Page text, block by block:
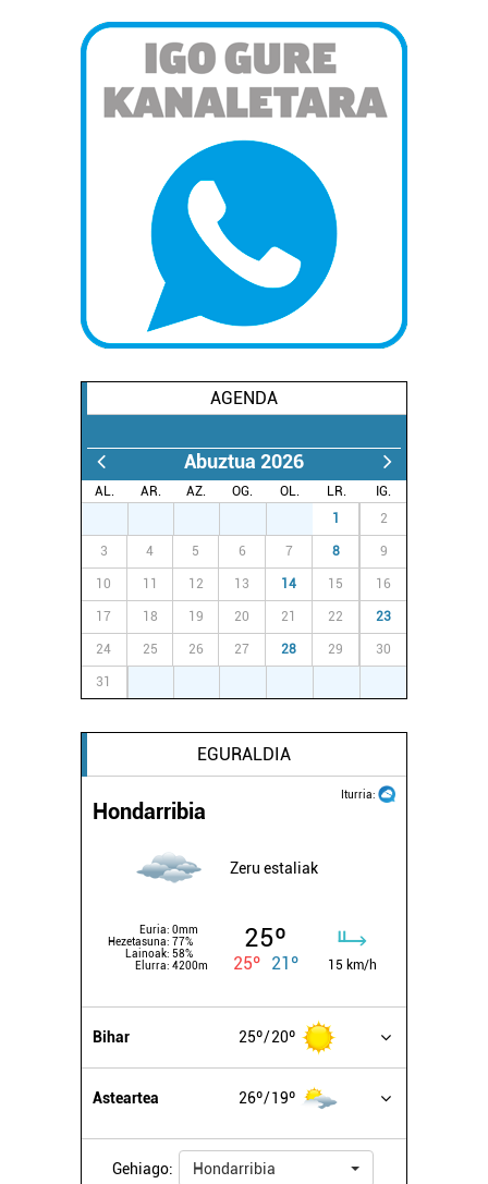
AGENDA
Abuztua 2026
AL. AR. AZ. OG. OL. LR.
IG.
1 2
3 4 5 6 7 8 9
10 11 12 13 14 15 16
17 18 19 20 21 22 23
24 25 26 27 28 29 30
31
EGURALDIA
Iturria:
Hondarribia
Zeru estaliak
Euria: 0mm
Hezetasuna: 77%
Lainoak: 58%
Elurra: 4200m
25º
25º 21º 15 km/h
Bihar 25º 20º
Asteartea 26º 19º
Gehiago: Hondarribia